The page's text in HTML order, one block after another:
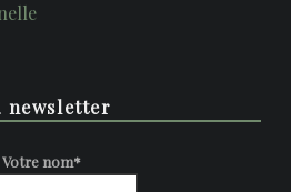
newsletter
Votre nom*